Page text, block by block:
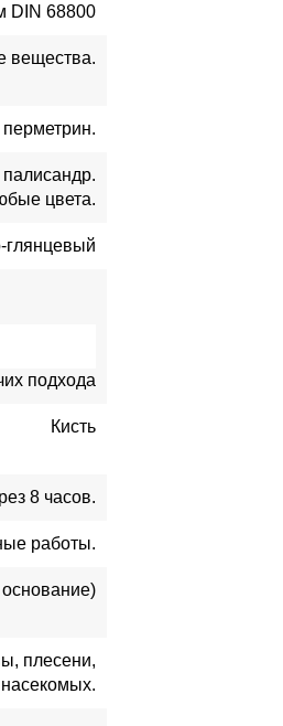
DIN 68800
вещества.
перметрин.
цвета.
глянцевый
подхода
Кисть
8 часов.
работы.
плесени,